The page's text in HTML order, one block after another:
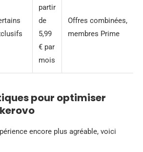
partir
de
5,99
€ par
mois
Offres combinées,
membres Prime
pour optimiser
encore plus agréable, voici